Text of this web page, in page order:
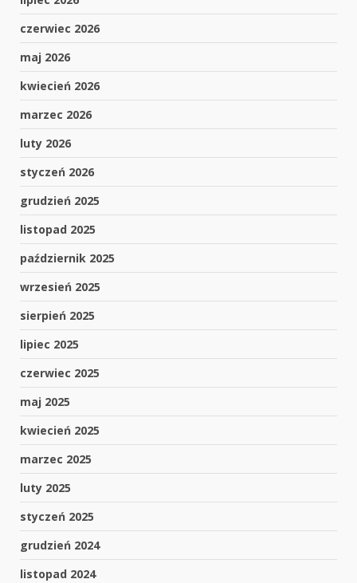
czerwiec 2026
maj 2026
kwiecień 2026
marzec 2026
luty 2026
styczeń 2026
grudzień 2025
listopad 2025
październik 2025
wrzesień 2025
sierpień 2025
lipiec 2025
czerwiec 2025
maj 2025
kwiecień 2025
marzec 2025
luty 2025
styczeń 2025
grudzień 2024
listopad 2024